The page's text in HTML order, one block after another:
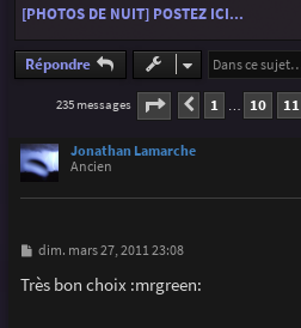
[PHOTOS DE NUIT] POSTEZ ICI...
Répondre
235 messages Page 12 16
Précédente
1 … 10 11
Jonathan Lamarche
Ancien
M
s
s
dim. mars 27, 2011 23:08
Très bon choix :mrgreen: